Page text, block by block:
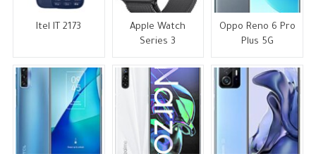
Itel IT 2173
Apple Watch
Series 3
Oppo Reno 6 Pro
Plus 5G